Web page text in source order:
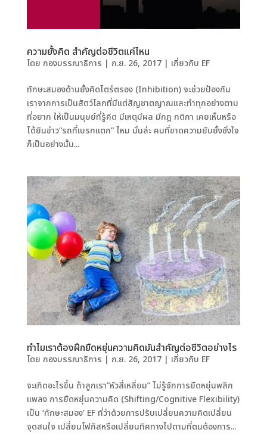
ความยั้งคิด สำคัญต่อชีวิตแค่ไหน
โดย กองบรรณาธิการ | ก.ย. 26, 2017| เกี่ยวกับ EF
ทักษะสมองด้านยั้งคิดไตร่ตรอง (Inhibition) จะช่วยป้องกัน
เราจากการเป็นสัตว์โลกที่มีแต่สัญชาตญาณและทำทุกอย่างตาม
ที่อยาก ให้เป็นมนุษย์ที่รู้คิด มีเหตุมีผล มีกฎ กติกา เคยเห็นหรือ
ได้ยินข่าว“รถที่เบรกแตก” ไหม นั่นล่ะ คนที่ขาดความยับยั้งชั่งใจ
ก็เป็นอย่างนั้น...
ทำไมเราต้องฝึกยืดหยุ่นความคิดมันสำคัญต่อชีวิตอย่างไร
โดย กองบรรณาธิการ | ก.ย. 26, 2017| เกี่ยวกับ EF
จะเกิดอะไรขึ้น ถ้าลูกเรา”หัวสี่เหลี่ยม” ไม่รู้จักการยืดหยุ่นพลิก
แพลง การยืดหยุ่นความคิด (Shifting/Cognitive Flexibility)
เป็น ‘ทักษะสมอง’ EF ที่ว่าด้วยการปรับเปลี่ยนความคิดเปลี่ยน
จุดสนใจ เปลี่ยนโฟกัสหรือเปลี่ยนทิศทางไปตามที่ตนต้องการ...